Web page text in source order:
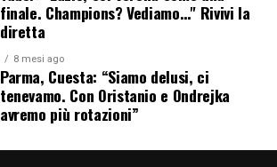
finale. Champions? Vediamo…" Rivivi la
diretta
8 mesi ago
Parma, Cuesta: “Siamo delusi, ci
tenevamo. Con Oristanio e Ondrejka
avremo più rotazioni”